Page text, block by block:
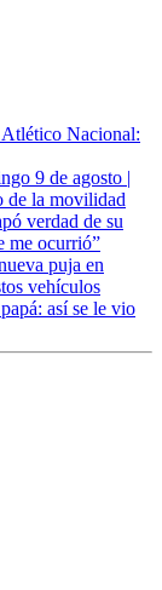
Atlético Nacional:
9 de agosto |
de la movilidad
verdad de su
me ocurrió”
puja en
vehículos
así se le vio